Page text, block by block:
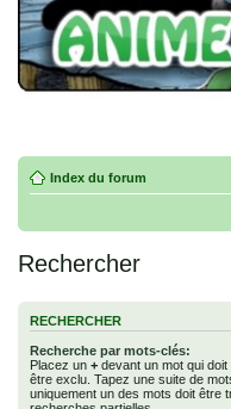
Index du forum
Rechercher
RECHERCHER
Recherche par mots-clés:
Placez un + devant un mot qui
être exclu. Tapez une suite de
uniquement un des mots doit être